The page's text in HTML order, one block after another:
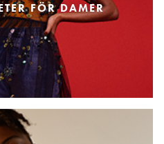
FÖR DAMER